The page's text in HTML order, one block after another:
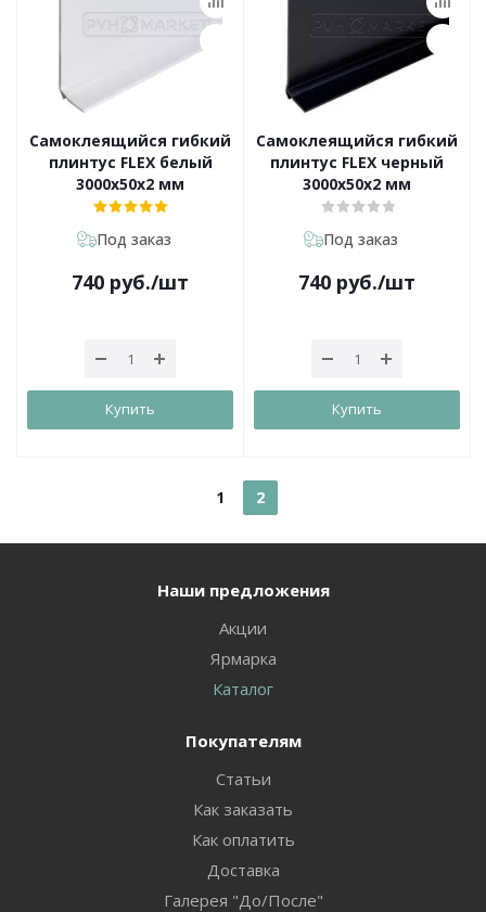
Самоклеящийся гибкий
плинтус FLEX белый
3000х50х2 мм
Под заказ
740 руб./шт
Купить
Самоклеящийся гибкий
плинтус FLEX черный
3000х50х2 мм
Под заказ
740 руб./шт
Купить
1 2
Наши предложения
Акции
Ярмарка
Каталог
Покупателям
Статьи
Как заказать
Как оплатить
Доставка
Галерея "До/После"